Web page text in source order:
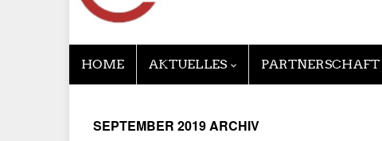
HOME AKTUELLES PARTNERSCHAFT
SEPTEMBER 2019ARCHIV